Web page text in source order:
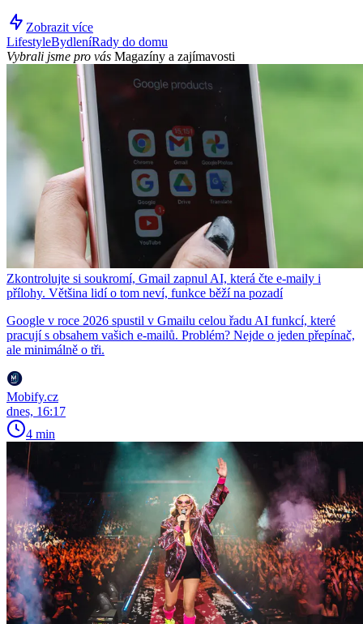
Zobrazit více
LifestyleBydleníRady do domu
Vybrali jsme pro vás Magazíny a zajímavosti
Zkontrolujte si soukromí, Gmail zapnul AI, která čte e-maily i
přílohy. Většina lidí o tom neví, funkce běží na pozadí
Google v roce 2026 spustil v Gmailu celou řadu AI funkcí, které
pracují s obsahem vašich e-mailů. Problém? Nejde o jeden přepínač,
ale minimálně o tři.
Mobify.cz
dnes, 16:17
4 min